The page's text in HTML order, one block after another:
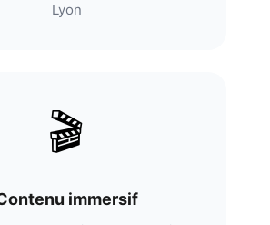
Lyon
🎬
immersif